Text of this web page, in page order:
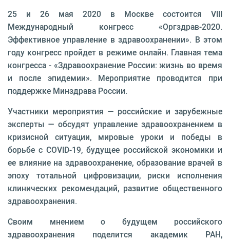
25 и 26 мая 2020 в Москве состоится VIII
Международный конгресс «Оргздрав-2020.
Эффективное управление в здравоохранении». В этом
году конгресс пройдет в режиме онлайн. Главная тема
конгресса - «Здравоохранение России: жизнь во время
и после эпидемии». Мероприятие проводится при
поддержке Минздрава России.
Участники мероприятия — российские и зарубежные
эксперты — обсудят управление здравоохранением в
кризисной ситуации, мировые уроки и победы в
борьбе с COVID-19, будущее российской экономики и
ее влияние на здравоохранение, образование врачей в
эпоху тотальной цифровизации, риски исполнения
клинических рекомендаций, развитие общественного
здравоохранения.
Своим мнением о будущем российского
здравоохранения поделится академик РАН,